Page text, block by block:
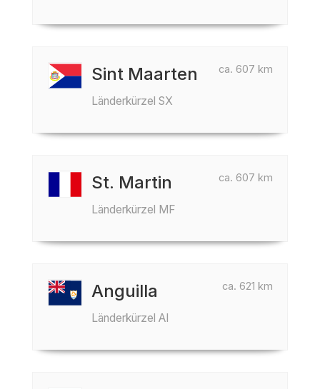
ca. 607 km
Sint Maarten
Länderkürzel SX
ca. 607 km
St. Martin
Länderkürzel MF
ca. 621 km
Anguilla
Länderkürzel AI